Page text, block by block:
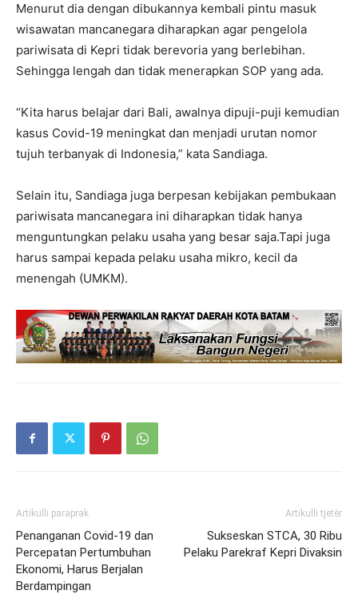
Menurut dia dengan dibukannya kembali pintu masuk
wisawatan mancanegara diharapkan agar pengelola
pariwisata di Kepri tidak berevoria yang berlebihan.
Sehingga lengah dan tidak menerapkan SOP yang ada.
“Kita harus belajar dari Bali, awalnya dipuji-puji kemudian
kasus Covid-19 meningkat dan menjadi urutan nomor
tujuh terbanyak di Indonesia,” kata Sandiaga.
Selain itu, Sandiaga juga berpesan kebijakan pembukaan
pariwisata mancanegara ini diharapkan tidak hanya
menguntungkan pelaku usaha yang besar saja.Tapi juga
harus sampai kepada pelaku usaha mikro, kecil da
menengah (UMKM).
Artikulli paraprak
Penanganan Covid-19 dan
Percepatan Pertumbuhan
Ekonomi, Harus Berjalan
Berdampingan
Artikulli tjetër
Sukseskan STCA, 30 Ribu
Pelaku Parekraf Kepri Divaksin